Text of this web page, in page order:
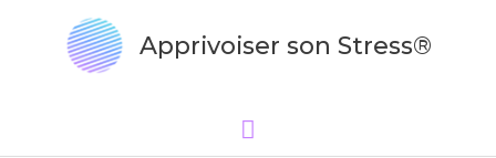
Apprivoiser son Stress®